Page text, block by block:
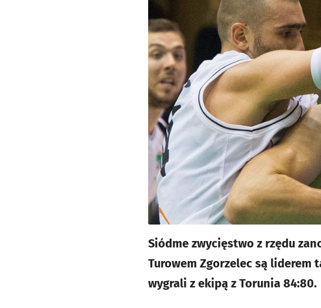
Siódme zwycięstwo z rzędu
Turowem Zgorzelec są liderem
wygrali z ekipą z Torunia 84:80.